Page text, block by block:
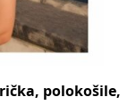
polokošile,